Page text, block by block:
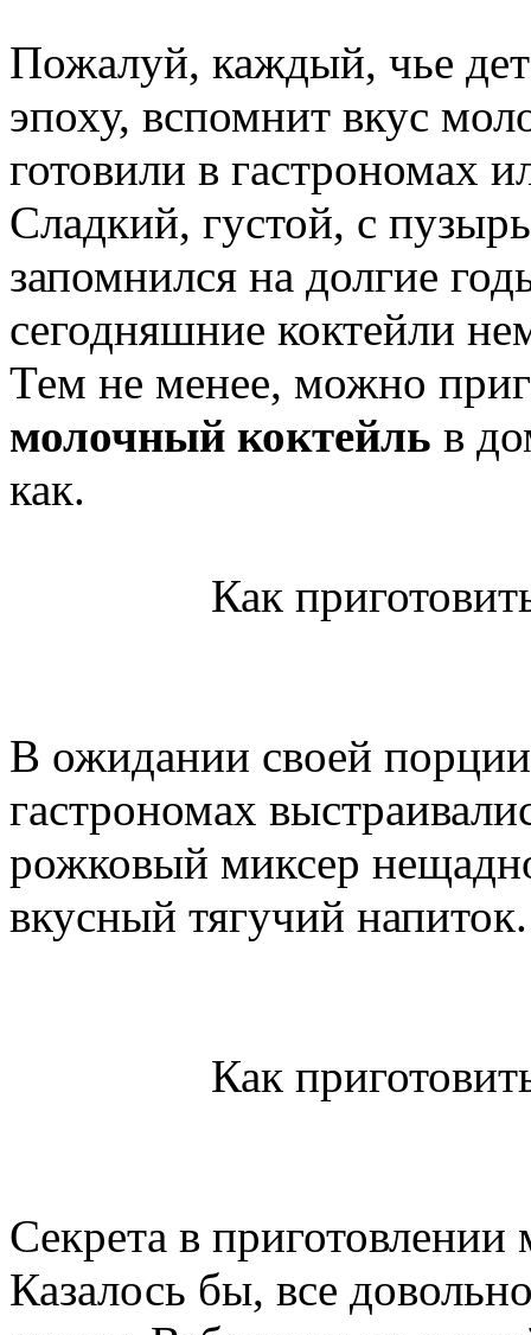
Пожалуй, каждый, чье
эпоху, вспомнит вкус
готовили в гастрономах
Сладкий, густой, с
запомнился на долгие
сегодняшние коктейли
Тем не менее, можно
молочный коктейль в
как.
Как
В ожидании своей
гастрономах
рожковый миксер
вкусный тягучий напиток.
Как
Секрета в приготовлении
Казалось бы, все